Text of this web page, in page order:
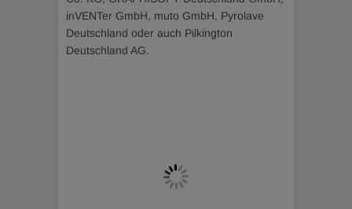
inVENTer GmbH, muto GmbH, Pyrolave
Deutschland oder auch Pilkington
Deutschland AG.